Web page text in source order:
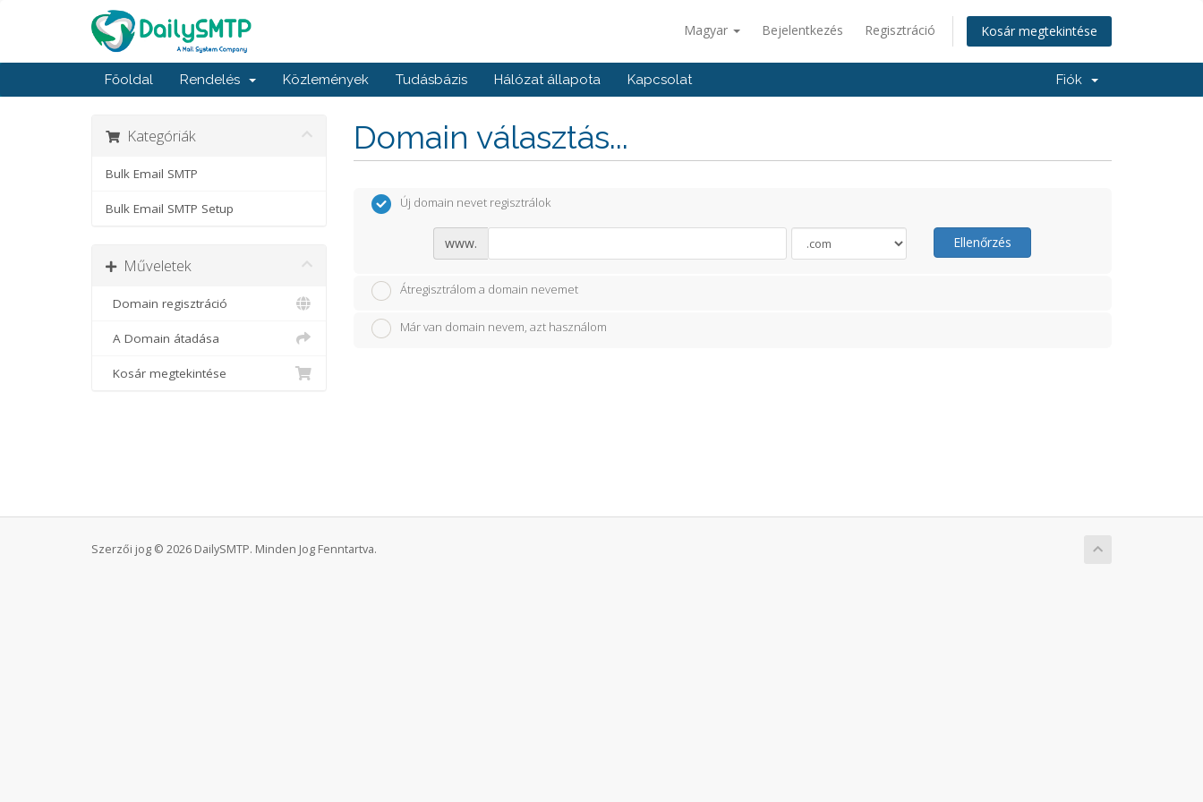
Magyar Bejelentkezés Regisztráció Kosár megtekintése
Főoldal Rendelés Közlemények Tudásbázis Hálózat állapota Kapcsolat Fiók
Domain választás...
Kategóriák
Bulk Email SMTP
Bulk Email SMTP Setup
Műveletek
Domain regisztráció
A Domain átadása
Kosár megtekintése
Új domain nevet regisztrálok
www. Ellenőrzés
Átregisztrálom a domain nevemet
Már van domain nevem, azt használom
Szerzői jog © 2026 DailySMTP. Minden Jog Fenntartva.